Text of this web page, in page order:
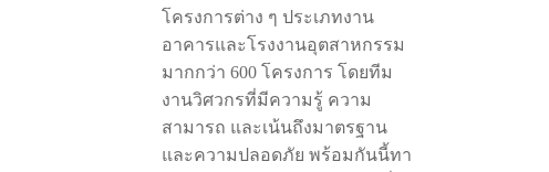
โครงการต่าง ๆ ประเภทงาน
อาคารและโรงงานอุตสาหกรรม
มากกว่า 600 โครงการ โดยทีม
งานวิศวกรที่มีความรู้ ความ
สามารถ และเน้นถึงมาตรฐาน
และความปลอดภัย พร้อมกันนี้ทา